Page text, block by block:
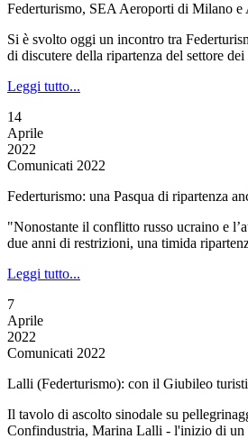
Federturismo, SEA Aeroporti di Milano e
Si è svolto oggi un incontro tra
di discutere della ripartenza del settore
Leggi tutto...
14
Aprile
2022
Comunicati 2022
Federturismo: una Pasqua di ripartenza
"Nonostante il conflitto russo ucraino e
due anni di restrizioni, una timida
Leggi tutto...
7
Aprile
2022
Comunicati 2022
Lalli (Federturismo): con il Giubileo
Il tavolo di ascolto sinodale su
Confindustria, Marina Lalli - l'inizio di un